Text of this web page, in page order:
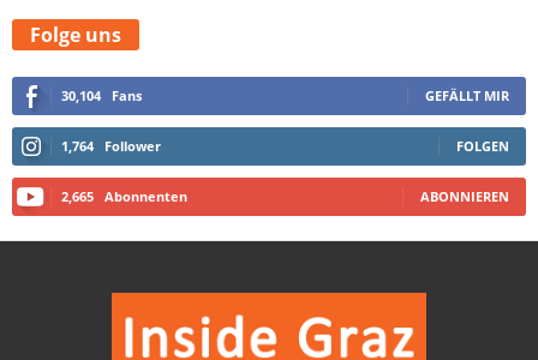
Folge uns
30,104 Fans GEFÄLLT MIR
1,764 Follower FOLGEN
2,665 Abonnenten ABONNIEREN